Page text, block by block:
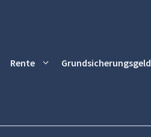
Rente Grundsicherungsgeld